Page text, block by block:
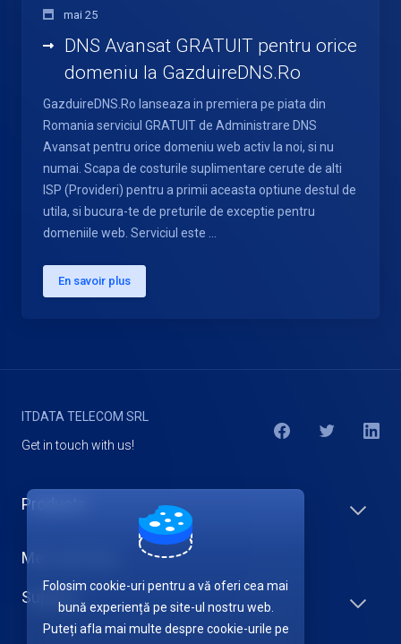
mai 25
DNS Avansat GRATUIT pentru orice
domeniu la GazduireDNS.Ro
GazduireDNS.Ro lanseaza in premiera pe piata din
Romania serviciul GRATUIT de Administrare DNS
Avansat pentru orice domeniu web activ la noi, si nu
numai. Scapa de costurile suplimentare cerute de alti
ISP (Provideri) pentru a primii aceasta optiune destul de
utila, si bucura-te de preturile de exceptie pentru
domeniile web. Serviciul este ...
En savoir plus
ITDATA TELECOM SRL
Get in touch with us!
Products
Mes services
Support
Folosim cookie-uri pentru a vă oferi cea mai
bună experiență pe site-ul nostru web.
Puteți afla mai multe despre cookie-urile pe